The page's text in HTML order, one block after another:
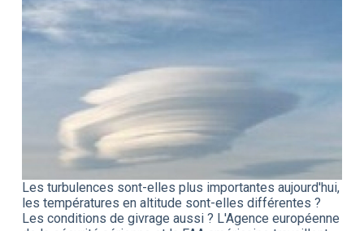
Les turbulences sont-elles plus importantes aujourd'hui,
les températures en altitude sont-elles différentes ?
Les conditions de givrage aussi ? L'Agence européenne